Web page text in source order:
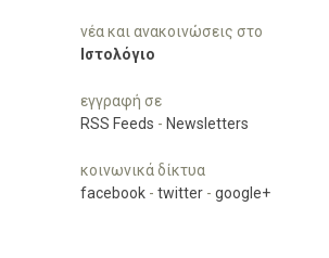
νέα και ανακοινώσεις στο
Ιστολόγιο
εγγραφή σε
RSS Feeds - Newsletters
κοινωνικά δίκτυα
facebook - twitter - google+